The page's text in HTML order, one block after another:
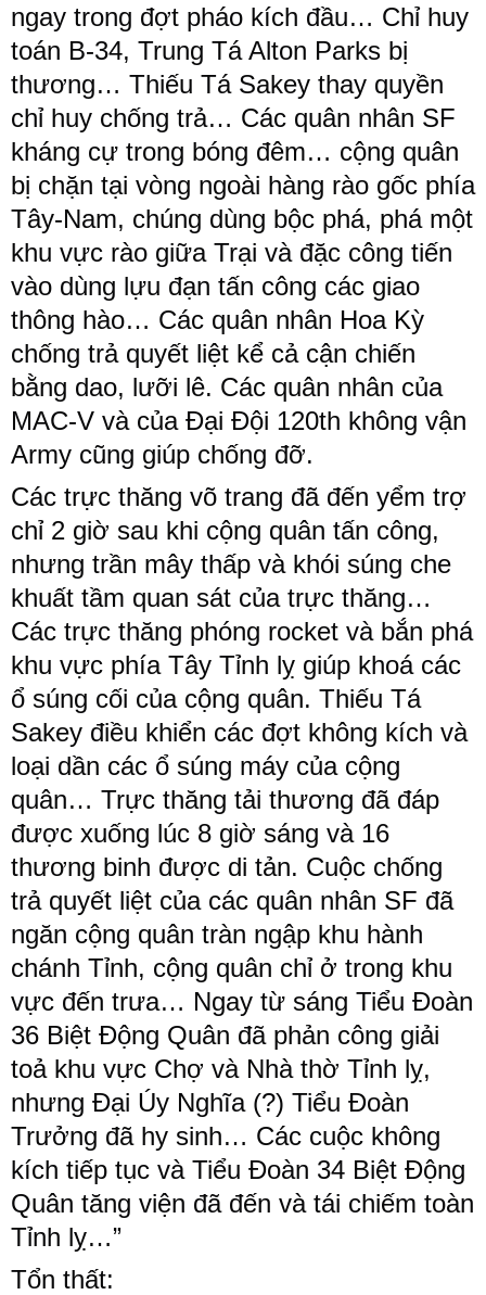
ngay trong đợt pháo kích đầu… Chỉ huy
toán B-34, Trung Tá Alton Parks bị
thương… Thiếu Tá Sakey thay quyền
chỉ huy chống trả… Các quân nhân SF
kháng cự trong bóng đêm… cộng quân
bị chặn tại vòng ngoài hàng rào gốc phía
Tây-Nam, chúng dùng bộc phá, phá một
khu vực rào giữa Trại và đặc công tiến
vào dùng lựu đạn tấn công các giao
thông hào… Các quân nhân Hoa Kỳ
chống trả quyết liệt kể cả cận chiến
bằng dao, lưỡi lê. Các quân nhân của
MAC-V và của Đại Đội 120th không vận
Army cũng giúp chống đỡ.
Các trực thăng võ trang đã đến yểm trợ
chỉ 2 giờ sau khi cộng quân tấn công,
nhưng trần mây thấp và khói súng che
khuất tầm quan sát của trực thăng…
Các trực thăng phóng rocket và bắn phá
khu vực phía Tây Tỉnh lỵ giúp khoá các
ổ súng cối của cộng quân. Thiếu Tá
Sakey điều khiển các đợt không kích và
loại dần các ổ súng máy của cộng
quân… Trực thăng tải thương đã đáp
được xuống lúc 8 giờ sáng và 16
thương binh được di tản. Cuộc chống
trả quyết liệt của các quân nhân SF đã
ngăn cộng quân tràn ngập khu hành
chánh Tỉnh, cộng quân chỉ ở trong khu
vực đến trưa… Ngay từ sáng Tiểu Đoàn
36 Biệt Động Quân đã phản công giải
toả khu vực Chợ và Nhà thờ Tỉnh lỵ,
nhưng Đại Úy Nghĩa (?) Tiểu Đoàn
Trưởng đã hy sinh… Các cuộc không
kích tiếp tục và Tiểu Đoàn 34 Biệt Động
Quân tăng viện đã đến và tái chiếm toàn
Tỉnh lỵ…”
Tổn thất: